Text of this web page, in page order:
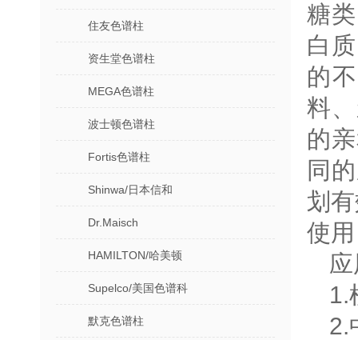
住友色谱柱
资生堂色谱柱
MEGA色谱柱
波士顿色谱柱
Fortis色谱柱
Shinwa/日本信和
Dr.Maisch
HAMILTON/哈美顿
Supelco/美国色谱科
默克色谱柱
糖
白
的
料
的
同
划
使
1.
2.